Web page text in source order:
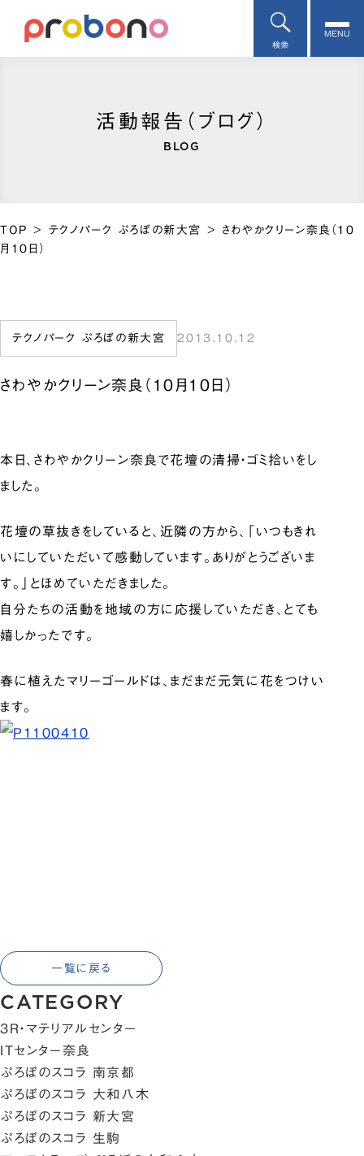
検索
MENU
活動報告（ブログ）
BLOG
TOP > テクノパーク ぷろぼの新大宮 > さわやかクリーン奈良（10
月10日）
CATEGORY
3R・マテリアルセンター
ITセンター奈良
ぷろぼのスコラ 南京都
ぷろぼのスコラ 大和八木
ぷろぼのスコラ 新大宮
ぷろぼのスコラ 生駒
テクノパーク ぷろぼの新大宮 2013.10.12
さわやかクリーン奈良（10月10日）
本日、さわやかクリーン奈良で花壇の清掃・ゴミ拾いをし
ました。
花壇の草抜きをしていると、近隣の方から、「いつもきれ
いにしていただいて感動しています。ありがとうございま
す。」とほめていただきました。
自分たちの活動を地域の方に応援していただき、とても
嬉しかったです。
春に植えたマリーゴールドは、まだまだ元気に花をつけい
ます。
一覧に戻る